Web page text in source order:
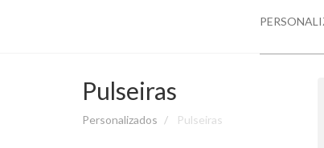
Pulseiras
Personalizados Pulseiras